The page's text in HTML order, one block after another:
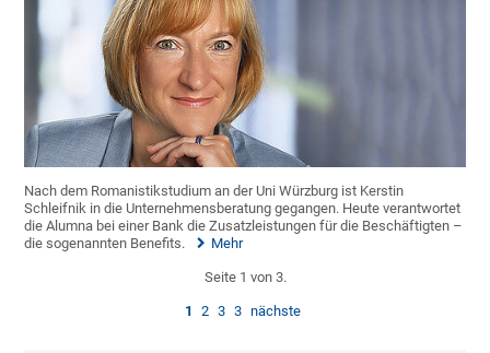
Nach dem Romanistikstudium an der Uni Würzburg ist Kerstin
Schleifnik in die Unternehmensberatung gegangen. Heute verantwortet
die Alumna bei einer Bank die Zusatzleistungen für die Beschäftigten –
die sogenannten Benefits.
Mehr
Seite 1 von 3.
1 2 3 3 nächste